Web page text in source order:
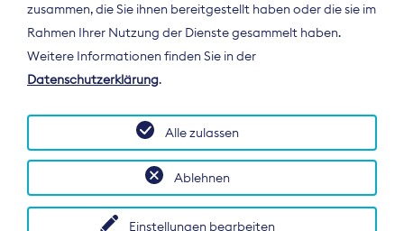
Der Bundesverband Digitalpublisher und
Zeitungsverleger (BDZV) vertritt als
Spitzenorganisation die Interessen der
Deutschland und auf EU-Ebene.
zusammen, die Sie ihnen bereitgestellt haben oder die sie im
Rahmen Ihrer Nutzung der Dienste gesammelt haben.
Weitere Informationen finden Sie in der
Datenschutzerklärung.
Einstellungen bearbeiten
Ablehnen
Alle zulassen